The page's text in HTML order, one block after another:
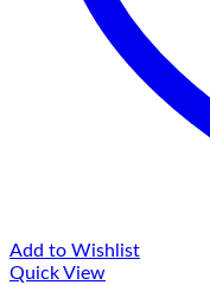
Add to Wishlist
Quick View